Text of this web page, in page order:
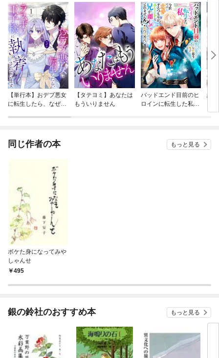
【単行本】おデブ悪女
に転生したら、なぜか
【タテヨミ】あなたは
もういりません
バッドエンド目前のヒ
ロインに転生した私、
結
同じ作者の本 もっと見る
ボケた身になってみや
しゃんせ
495
銀の鈴社のおすすめ本 もっと見る